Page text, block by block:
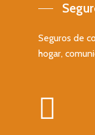
Seguros de
hogar,